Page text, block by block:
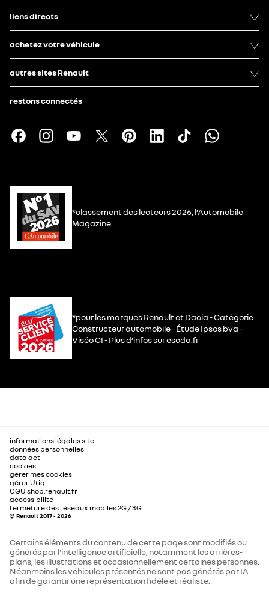
liens directs
achetez votre véhicule
autres sites Renault
restons connectés
*classement des lecteurs 2026, l’Automobile
Magazine
*pour les marques Renault et Dacia - Catégorie
Constructeur automobile - Étude Ipsos bva -
Viséo CI - Plus d’infos sur escda.fr
informations légales site
données personnelles
data act
cookies
gérer mes cookies
gérer Utiq
CGU shop.renault.fr
accessibilité
fermeture des réseaux mobiles 2G / 3G
© Renault 2017 - 2026
Certains éléments du contenu de cette page sont modifiés ou
générés par l'intelligence artificielle, notamment les arrières-
plans, les illustrations et occasionnellement certaines personnes.
Néanmoins les véhicules présentés ne sont pas générés par IA
afin de garantir une représentation fidèle et réaliste.